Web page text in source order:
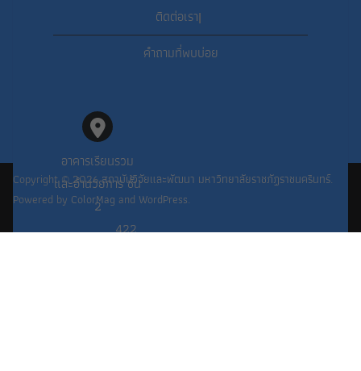
ติดต่อเรา|
คำถามที่พบบ่อย
อาคารเรียนรวม
และอำนวยการ ชั้น
2
422
Copyright © 2026สถาบันวิจัยและพัฒนา มหาวิทยาลัยราชภัฏราชนครินทร์.
Powered by ColorMag and WordPress.